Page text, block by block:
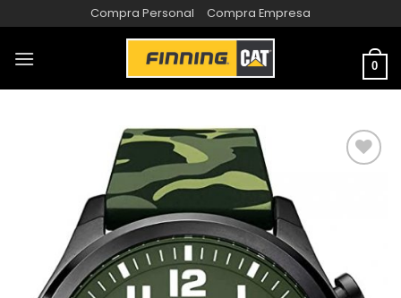
Compra Personal Compra Empresa
0
DESEOS